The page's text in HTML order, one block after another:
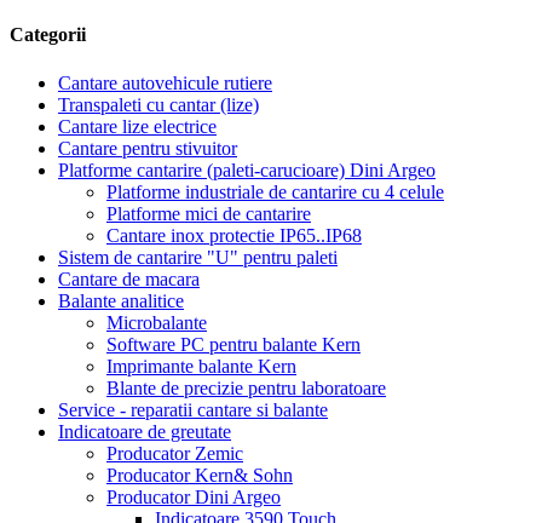
Categorii
Cantare autovehicule rutiere
Transpaleti cu cantar (lize)
Cantare lize electrice
Cantare pentru stivuitor
Platforme cantarire (paleti-carucioare) Dini Argeo
Platforme industriale de cantarire cu 4 celule
Platforme mici de cantarire
Cantare inox protectie IP65..IP68
Sistem de cantarire "U" pentru paleti
Cantare de macara
Balante analitice
Microbalante
Software PC pentru balante Kern
Imprimante balante Kern
Blante de precizie pentru laboratoare
Service - reparatii cantare si balante
Indicatoare de greutate
Producator Zemic
Producator Kern& Sohn
Producator Dini Argeo
Indicatoare 3590 Touch